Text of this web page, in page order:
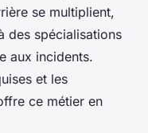
se multiplient,
des spécialisations
aux incidents.
et les
ce métier en